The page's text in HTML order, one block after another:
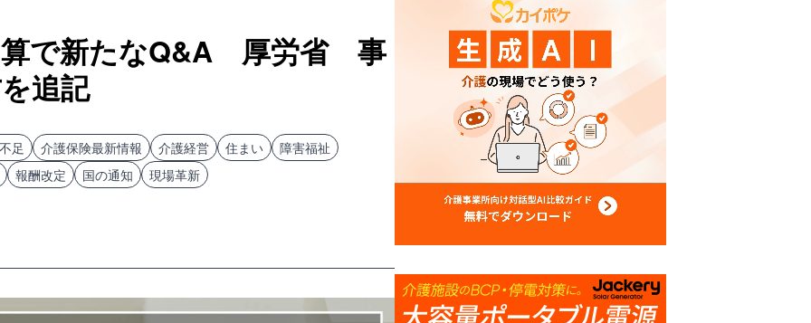
算で新たなQ&A 厚労省 事
追記
足 介護保険最新情報 介護経営 住まい
障害福祉
報酬改定
国の通知 現場革新